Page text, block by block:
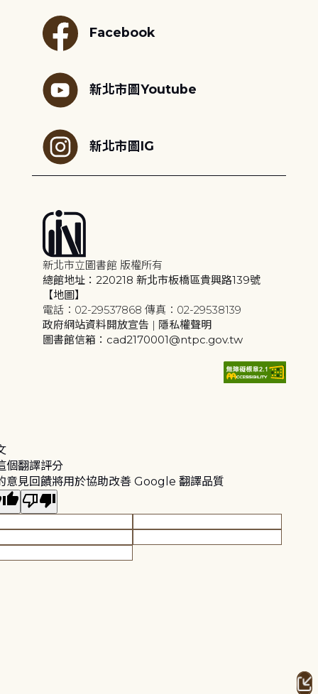
Facebook
新北市圖Youtube
新北市圖IG
新北市立圖書館 版權所有
總館地址：220218 新北市板橋區貴興路139號
【地圖】
電話：02-29537868 傳真：02-29538139
政府網站資料開放宣告 | 隱私權聲明
圖書館信箱：cad2170001@ntpc.gov.tw
個翻譯評分
意見回饋將用於協助改善 Google 翻譯品質